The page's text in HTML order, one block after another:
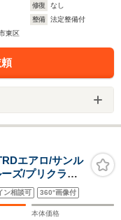
修復
なし
整備
法定整備付
東区
エアロ/サンル
ズ/プリクラッ
/シートヒータ
マルチナ
ン相談可 360°画像付
本体価格